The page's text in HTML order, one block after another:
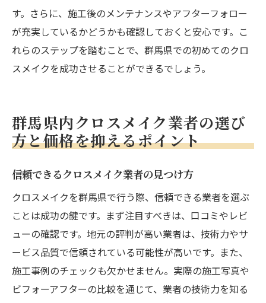
す。さらに、施工後のメンテナンスやアフターフォロー
が充実しているかどうかも確認しておくと安心です。こ
れらのステップを踏むことで、群馬県での初めてのクロ
スメイクを成功させることができるでしょう。
群馬県内クロスメイク業者の選び
方と価格を抑えるポイント
信頼できるクロスメイク業者の見つけ方
クロスメイクを群馬県で行う際、信頼できる業者を選ぶ
ことは成功の鍵です。まず注目すべきは、口コミやレビ
ューの確認です。地元の評判が高い業者は、技術力やサ
ービス品質で信頼されている可能性が高いです。また、
施工事例のチェックも欠かせません。実際の施工写真や
ビフォーアフターの比較を通じて、業者の技術力を知る